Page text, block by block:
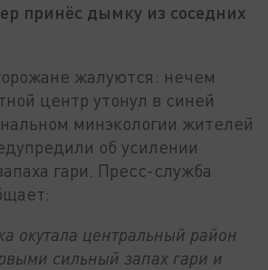
принёс дымку из соседних
жалуются: нечем
центр утонул в синей
минэкологии жителей
об усилении
гари. Пресс-служба
окутала центральный район
сильный запах гари и